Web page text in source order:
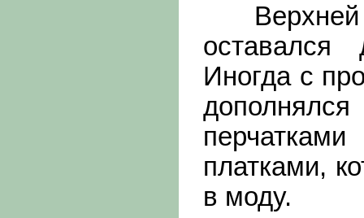
Верхней
Иногда с
платками,
в моду.